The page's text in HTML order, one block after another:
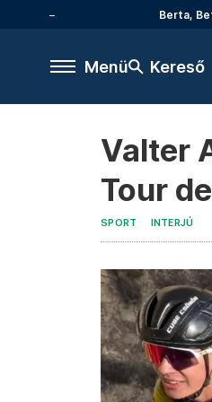
Berta,
Menü Kereső
Valter
Tour
SPORT INTERJÚ